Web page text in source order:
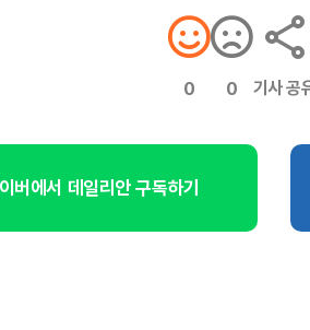
0 0 기사 공
버에서 데일리안 구독하기